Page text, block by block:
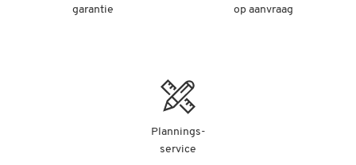
garantie
op aanvraag
Plannings-
service